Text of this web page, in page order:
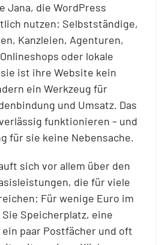
Jana, die WordPress
nutzen: Selbstständige,
Kanzleien, Agenturen,
oder lokale
ist ihre Website kein
ein Werkzeug für
und Umsatz. Das
funktionieren – und
für sie keine Nebensache.
sich vor allem über den
die für viele
Für wenige Euro im
Speicherplatz, eine
paar Postfächer und oft